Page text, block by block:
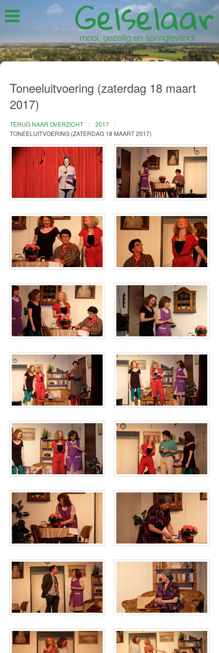
Toneeluitvoering (zaterdag 18 maart
2017)
TERUG NAAR OVERZICHT
2017
TONEELUITVOERING (ZATERDAG 18 MAART 2017)